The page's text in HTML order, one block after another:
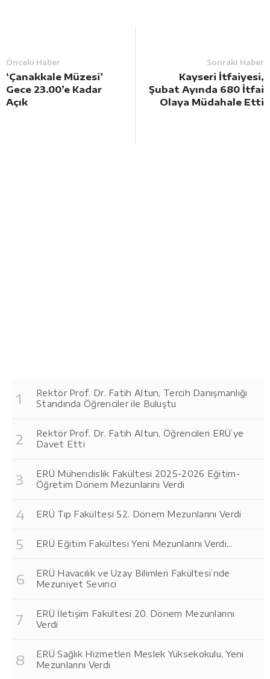
Önceki Haber
‘Çanakkale Müzesi’
Gece 23.00’e Kadar
Açık
Sonraki Haber
Kayseri İtfaiyesi,
Şubat Ayında 680 İtfai
Olaya Müdahale Etti
Rektör Prof. Dr. Fatih Altun, Tercih Danışmanlığı
Standında Öğrenciler ile Buluştu
Rektör Prof. Dr. Fatih Altun, Öğrencileri ERÜ’ye
Davet Etti
ERÜ Mühendislik Fakültesi 2025-2026 Eğitim-
Öğretim Dönem Mezunlarını Verdi
ERÜ Tıp Fakültesi 52. Dönem Mezunlarını Verdi
ERÜ Eğitim Fakültesi Yeni Mezunlarını Verdi...
ERÜ Havacılık ve Uzay Bilimleri Fakültesi’nde
Mezuniyet Sevinci
ERÜ İletişim Fakültesi 20. Dönem Mezunlarını
Verdi
ERÜ Sağlık Hizmetleri Meslek Yüksekokulu, Yeni
Mezunlarını Verdi